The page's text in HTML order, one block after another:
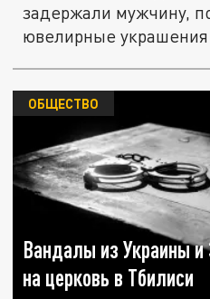
задержали мужчину,
ювелирные украшения
Вандалы из Украины и
на церковь в Тбилиси
ОБЩЕСТВО